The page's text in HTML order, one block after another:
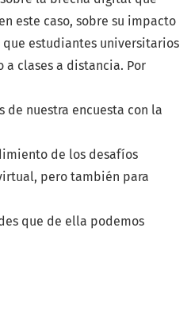
este caso, sobre su impacto
estudiantes universitarios
clases a distancia. Por
de nuestra encuesta con la
de los desafíos
pero también para
que de ella podemos